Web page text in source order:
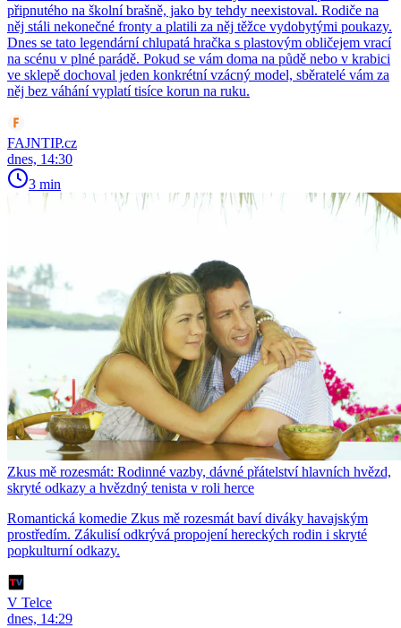
připnutého na školní brašně, jako by tehdy neexistoval. Rodiče na
něj stáli nekonečné fronty a platili za něj těžce vydobytými poukazy.
Dnes se tato legendární chlupatá hračka s plastovým obličejem vrací
na scénu v plné parádě. Pokud se vám doma na půdě nebo v krabici
ve sklepě dochoval jeden konkrétní vzácný model, sběratelé vám za
něj bez váhání vyplatí tisíce korun na ruku.
FAJNTIP.cz
dnes, 14:30
3 min
Zkus mě rozesmát: Rodinné vazby, dávné přátelství hlavních hvězd,
skryté odkazy a hvězdný tenista v roli herce
Romantická komedie Zkus mě rozesmát baví diváky havajským
prostředím. Zákulisí odkrývá propojení hereckých rodin i skryté
popkulturní odkazy.
V Telce
dnes, 14:29